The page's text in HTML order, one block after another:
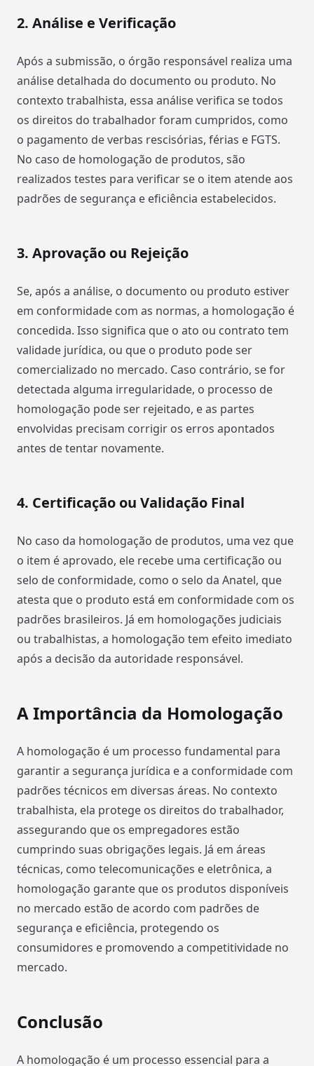
2. Análise e Verificação
Após a submissão, o órgão responsável realiza uma
análise detalhada do documento ou produto. No
contexto trabalhista, essa análise verifica se todos
os direitos do trabalhador foram cumpridos, como
o pagamento de verbas rescisórias, férias e FGTS.
No caso de homologação de produtos, são
realizados testes para verificar se o item atende aos
padrões de segurança e eficiência estabelecidos.
3. Aprovação ou Rejeição
Se, após a análise, o documento ou produto estiver
em conformidade com as normas, a homologação é
concedida. Isso significa que o ato ou contrato tem
validade jurídica, ou que o produto pode ser
comercializado no mercado. Caso contrário, se for
detectada alguma irregularidade, o processo de
homologação pode ser rejeitado, e as partes
envolvidas precisam corrigir os erros apontados
antes de tentar novamente.
4. Certificação ou Validação Final
No caso da homologação de produtos, uma vez que
o item é aprovado, ele recebe uma certificação ou
selo de conformidade, como o selo da Anatel, que
atesta que o produto está em conformidade com os
padrões brasileiros. Já em homologações judiciais
ou trabalhistas, a homologação tem efeito imediato
após a decisão da autoridade responsável.
A Importância da Homologação
A homologação é um processo fundamental para
garantir a segurança jurídica e a conformidade com
padrões técnicos em diversas áreas. No contexto
trabalhista, ela protege os direitos do trabalhador,
assegurando que os empregadores estão
cumprindo suas obrigações legais. Já em áreas
técnicas, como telecomunicações e eletrônica, a
homologação garante que os produtos disponíveis
no mercado estão de acordo com padrões de
segurança e eficiência, protegendo os
consumidores e promovendo a competitividade no
mercado.
Conclusão
A homologação é um processo essencial para a